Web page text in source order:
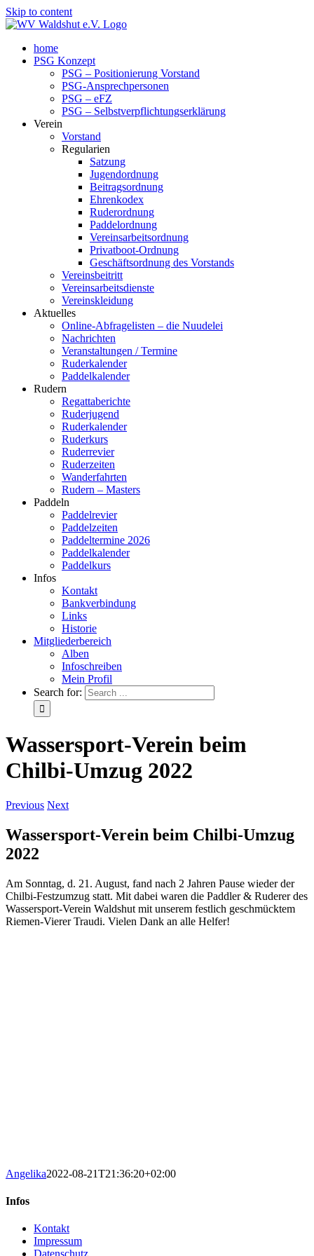
Skip to content
home
PSG Konzept
PSG – Positionierung Vorstand
PSG-Ansprechpersonen
PSG – eFZ
PSG – Selbstverpflichtungserklärung
Verein
Vorstand
Regularien
Satzung
Jugendordnung
Beitragsordnung
Ehrenkodex
Ruderordnung
Paddelordnung
Vereinsarbeitsordnung
Privatboot-Ordnung
Geschäftsordnung des Vorstands
Vereinsbeitritt
Vereinsarbeitsdienste
Vereinskleidung
Aktuelles
Online-Abfragelisten – die Nuudelei
Nachrichten
Veranstaltungen / Termine
Ruderkalender
Paddelkalender
Rudern
Regattaberichte
Ruderjugend
Ruderkalender
Ruderkurs
Ruderrevier
Ruderzeiten
Wanderfahrten
Rudern – Masters
Paddeln
Paddelrevier
Paddelzeiten
Paddeltermine 2026
Paddelkalender
Paddelkurs
Infos
Kontakt
Bankverbindung
Links
Historie
Mitgliederbereich
Alben
Infoschreiben
Mein Profil
Search for:
Wassersport-Verein beim
Chilbi-Umzug 2022
Previous Next
Wassersport-Verein beim Chilbi-Umzug
2022
Am Sonntag, d. 21. August, fand nach 2 Jahren Pause wieder der
Chilbi-Festzumzug statt. Mit dabei waren die Paddler & Ruderer des
Wassersport-Verein Waldshut mit unserem festlich geschmücktem
Riemen-Vierer Traudi. Vielen Dank an alle Helfer!
Angelika2022-08-21T21:36:20+02:00
Infos
Kontakt
Impressum